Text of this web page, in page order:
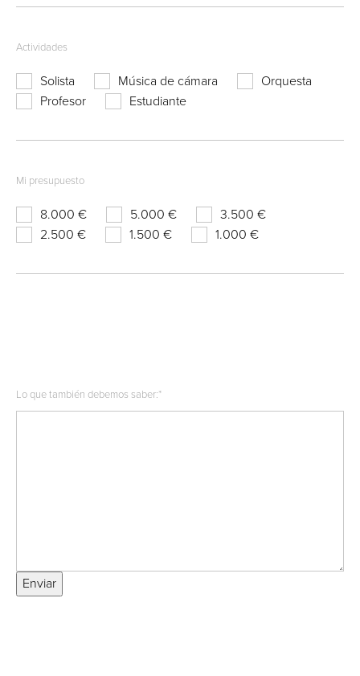
Actividades
Solista Música de cámara
Orquesta
Profesor
Estudiante
Mi presupuesto
8.000 € 5.000 €
3.500 €
2.500 €
1.500 € 1.000 €
Lo que también debemos saber:*
Enviar